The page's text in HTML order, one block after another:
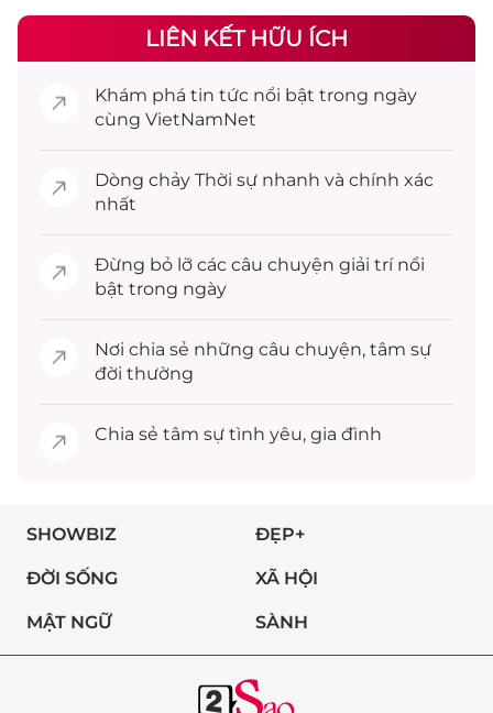
LIÊN KẾT HỮU ÍCH
Khám phá tin tức nổi bật trong ngày
cùng VietNamNet
Dòng chảy Thời sự nhanh và chính xác
nhất
Đừng bỏ lỡ các câu chuyện giải trínổi
bật trong ngày
Nơi chia sẻ những câu chuyện, tâm sự
đời thường
Chia sẻ tâm sự tình yêu, gia đình
SHOWBIZ ĐẸP+
ĐỜI SỐNG XÃ HỘI
MẬT NGỮ SÀNH